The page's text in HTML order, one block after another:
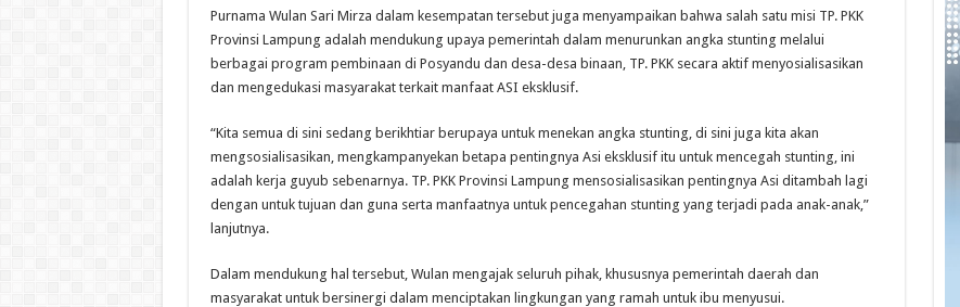
Purnama Wulan Sari Mirza dalam kesempatan tersebut juga menyampaikan bahwa salah satu misi TP. PKK
Provinsi Lampung adalah mendukung upaya pemerintah dalam menurunkan angka stunting melalui
berbagai program pembinaan di Posyandu dan desa-desa binaan, TP. PKK secara aktif menyosialisasikan
dan mengedukasi masyarakat terkait manfaat ASI eksklusif.
“Kita semua di sini sedang berikhtiar berupaya untuk menekan angka stunting, di sini juga kita akan
mengsosialisasikan, mengkampanyekan betapa pentingnya Asi eksklusif itu untuk mencegah stunting, ini
adalah kerja guyub sebenarnya. TP. PKK Provinsi Lampung mensosialisasikan pentingnya Asi ditambah lagi
dengan untuk tujuan dan guna serta manfaatnya untuk pencegahan stunting yang terjadi pada anak-anak,”
lanjutnya.
Dalam mendukung hal tersebut, Wulan mengajak seluruh pihak, khususnya pemerintah daerah dan
masyarakat untuk bersinergi dalam menciptakan lingkungan yang ramah untuk ibu menyusui.